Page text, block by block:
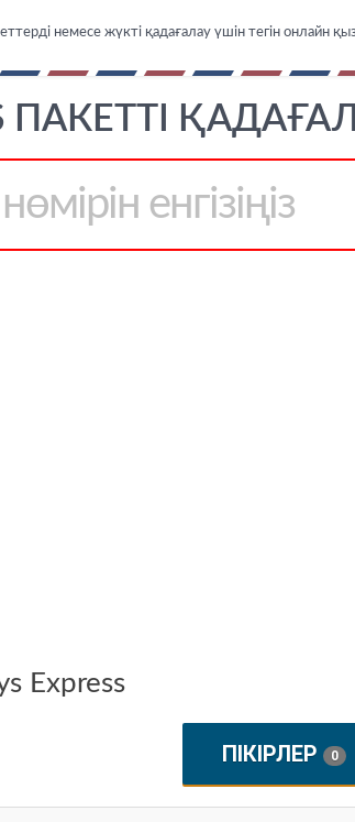
немесе жүкті қадағалау үшін тегін онлайн
ПАКЕТТІ
Express
ПІКІРЛЕР 0